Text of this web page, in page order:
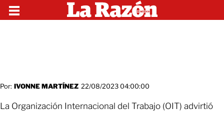
Por: IVONNE MARTÍNEZ 22/08/2023 04:00:00
La Organización Internacional del Trabajo (OIT) advirtió